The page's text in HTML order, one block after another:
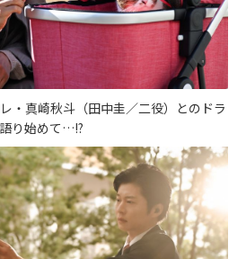
・真崎秋斗（田中圭／二役）とのドラ
り始めて…!?